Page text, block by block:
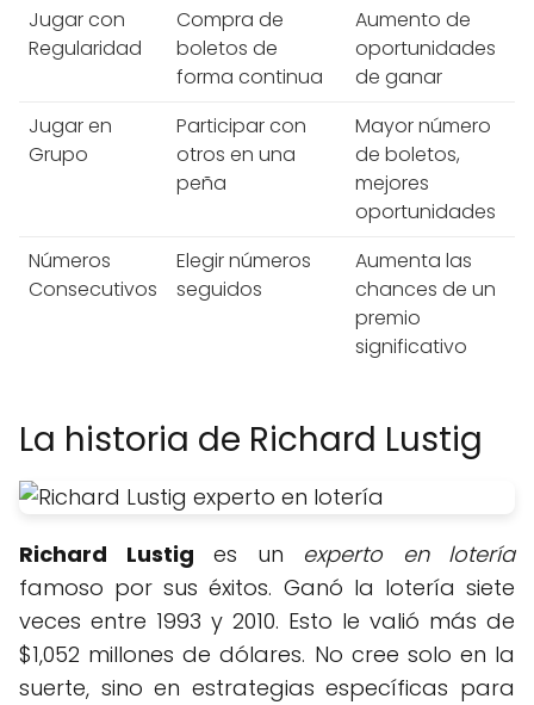
Jugar con
Regularidad
Compra de
boletos de
forma continua
Aumento de
oportunidades
de ganar
Jugar en
Grupo
Participar con
otros en una
peña
Mayor número
de boletos,
mejores
oportunidades
Números
Consecutivos
Elegir números
seguidos
Aumenta las
chances de un
premio
significativo
La historia de Richard Lustig
Richard Lustig es un experto en lotería
famoso por sus éxitos. Ganó la lotería siete
veces entre 1993 y 2010. Esto le valió más de
$1,052 millones de dólares. No cree solo en la
suerte, sino en estrategias específicas para